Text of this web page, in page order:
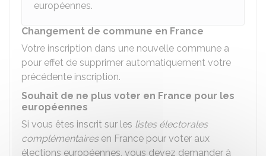
européennes.
Changement de commune en France
Votre inscription dans une nouvelle commune a
pour effet de supprimer automatiquement votre
précédente inscription.
Souhait de ne plus voter en France pour les
européennes
Si vous êtes inscrit sur les listes électorales
complémentairesen France pour voter aux
élections européennes, vous devez demander à